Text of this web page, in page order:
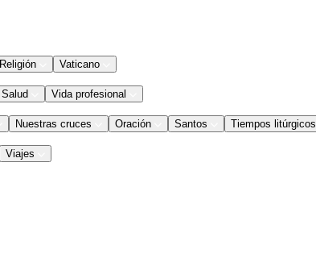
Religión Vaticano
Salud Vida profesional
Nuestras cruces Oración Santos Tiempos litúrgicos
Viajes